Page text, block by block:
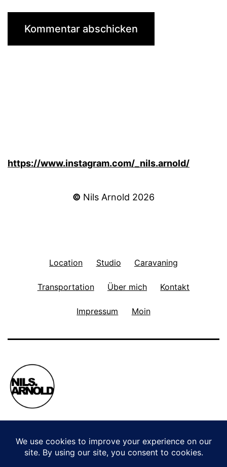
https://www.instagram.com/_nils.arnold/
© Nils Arnold 2026
Location Studio Caravaning
Transportation Über mich Kontakt
Impressum Moin
Stolz präsentiert vonWordPress.